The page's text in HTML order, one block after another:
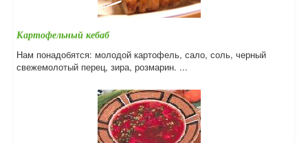
Картофельный кебаб
Нам понадобятся: молодой картофель, сало, соль, черный
свежемолотый перец, зира, розмарин. ...